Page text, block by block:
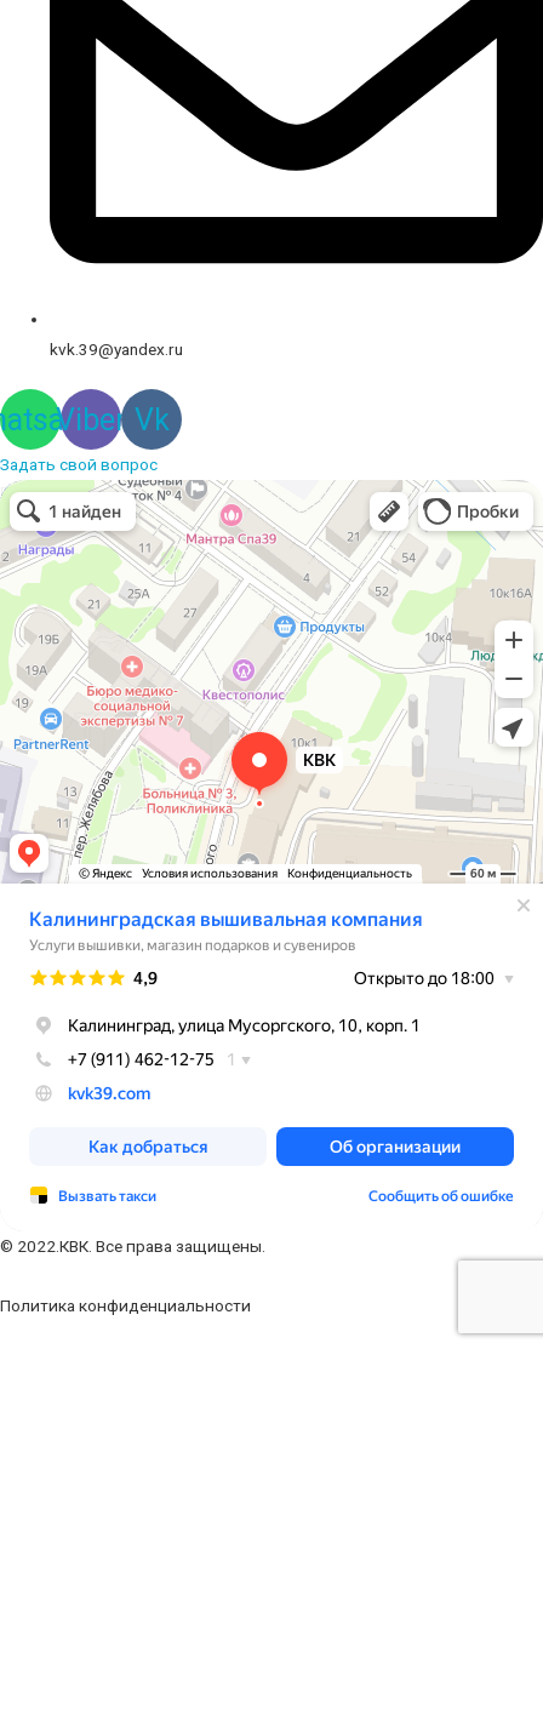
kvk.39@yandex.ru
Viber Vk
Задать свой вопрос
Вышивальная компания
Услуги вышивки в Калининграде
© 2022.КВК. Все права защищены.
Политика конфиденциальности